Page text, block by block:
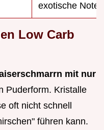
exotische Note.
Low Carb
mit nur
Puderform. Kristalle
oft nicht schnell
führen kann.